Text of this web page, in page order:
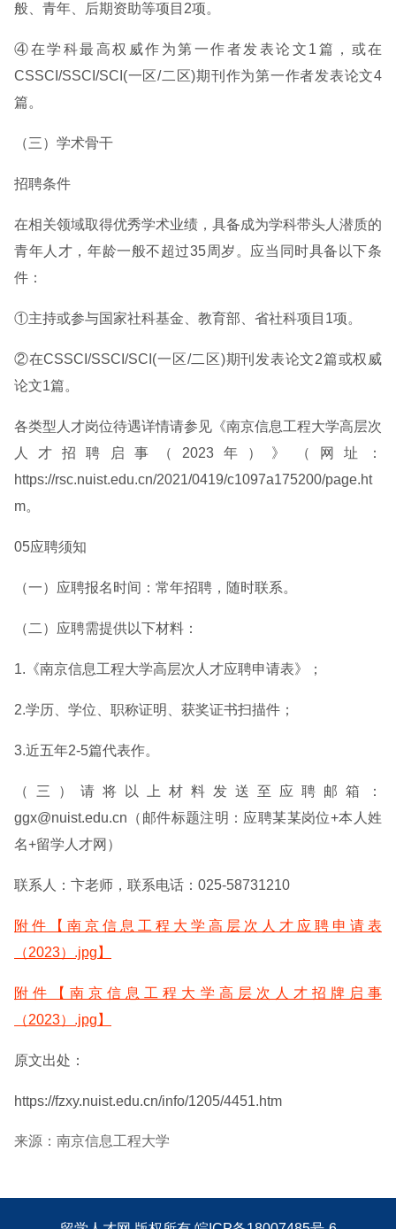
般、青年、后期资助等项目2项。
④在学科最高权威作为第一作者发表论文1篇，或在
CSSCI/SSCI/SCI(一区/二区)期刊作为第一作者发表论文4
篇。
（三）学术骨干
招聘条件
在相关领域取得优秀学术业绩，具备成为学科带头人潜质的
青年人才，年龄一般不超过35周岁。应当同时具备以下条
件：
①主持或参与国家社科基金、教育部、省社科项目1项。
②在CSSCI/SSCI/SCI(一区/二区)期刊发表论文2篇或权威
论文1篇。
各类型人才岗位待遇详情请参见《南京信息工程大学高层次
人才招聘启事（2023年）》（网址：
https://rsc.nuist.edu.cn/2021/0419/c1097a175200/page.ht
m。
05应聘须知
（一）应聘报名时间：常年招聘，随时联系。
（二）应聘需提供以下材料：
1.《南京信息工程大学高层次人才应聘申请表》；
2.学历、学位、职称证明、获奖证书扫描件；
3.近五年2-5篇代表作。
（三）请将以上材料发送至应聘邮箱：
ggx@nuist.edu.cn（邮件标题注明：应聘某某岗位+本人姓
名+留学人才网）
联系人：卞老师，联系电话：025-58731210
附件【南京信息工程大学高层次人才应聘申请表
（2023）.jpg】
附件【南京信息工程大学高层次人才招牌启事
（2023）.jpg】
原文出处：
https://fzxy.nuist.edu.cn/info/1205/4451.htm
来源：南京信息工程大学